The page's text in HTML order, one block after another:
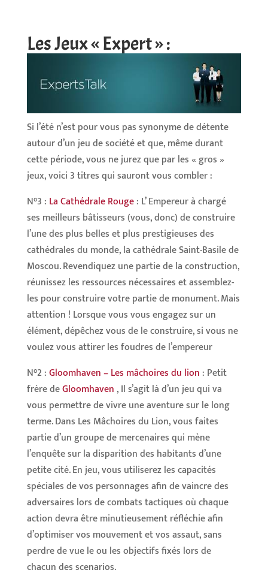
Les Jeux « Expert » :
Si l’été n’est pour vous pas synonyme de détente
autour d’un jeu de société et que, même durant
cette période, vous ne jurez que par les « gros »
jeux, voici 3 titres qui sauront vous combler :
N°3 : La Cathédrale Rouge: L’ Empereur à chargé
ses meilleurs bâtisseurs (vous, donc) de construire
l’une des plus belles et plus prestigieuses des
cathédrales du monde, la cathédrale Saint-Basile de
Moscou. Revendiquez une partie de la construction,
réunissez les ressources nécessaires et assemblez-
les pour construire votre partie de monument. Mais
attention ! Lorsque vous vous engagez sur un
élément, dépêchez vous de le construire, si vous ne
voulez vous attirer les foudres de l’empereur
N°2 :Gloomhaven – Les mâchoires du lion : Petit
frère deGloomhaven, Il s’agit là d’un jeu qui va
vous permettre de vivre une aventure sur le long
terme. Dans Les Mâchoires du Lion, vous faites
partie d’un groupe de mercenaires qui mène
l’enquête sur la disparition des habitants d’une
petite cité. En jeu, vous utiliserez les capacités
spéciales de vos personnages afin de vaincre des
adversaires lors de combats tactiques où chaque
action devra être minutieusement réfléchie afin
d’optimiser vos mouvement et vos assaut, sans
perdre de vue le ou les objectifs fixés lors de
chacun des scenarios.